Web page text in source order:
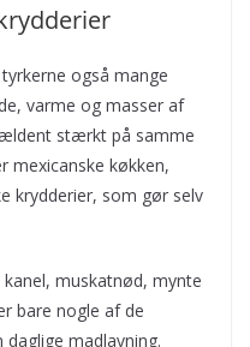
også mange
varme og masser af
stærkt på samme
mexicanske køkken,
krydderier, som gør selv
muskatnød, mynte
bare nogle af de
madlavning.